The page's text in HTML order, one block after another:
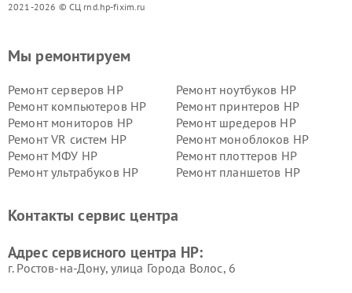
2021-2026 © СЦ rnd.hp-fixim.ru
Мы ремонтируем
Ремонт серверов HP
Ремонт ноутбуков HP
Ремонт компьютеров HP
Ремонт принтеров HP
Ремонт мониторов HP
Ремонт шредеров HP
Ремонт VR систем HP
Ремонт моноблоков HP
Ремонт МФУ HP
Ремонт плоттеров HP
Ремонт ультрабуков HP
Ремонт планшетов HP
Контакты сервис центра
Адрес сервисного центра HP:
г. Ростов-на-Дону, улица Города Волос, 6